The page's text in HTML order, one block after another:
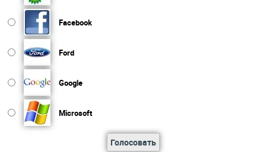
Facebook
Ford
Google
Microsoft
Голосовать